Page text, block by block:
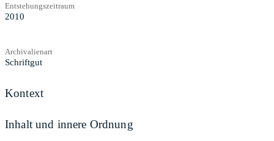
Entstehungszeitraum
2010
Archivalienart
Schriftgut
Kontext
Inhalt und innere Ordnung